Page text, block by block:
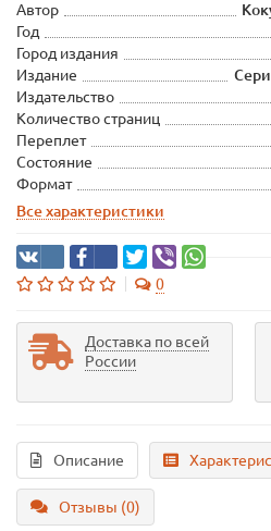
Автор
Год
Город издания
Издание
Издательство
Количество страниц
Переплет
Состояние
Формат
Все характеристики
0
Доставка по всей
России
Описание
Отзывы (0)